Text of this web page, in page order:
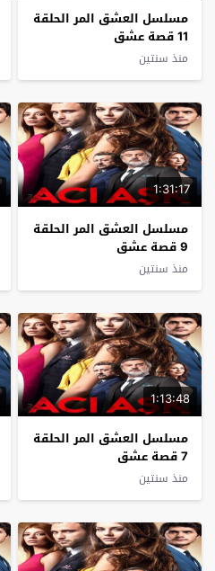
مسلسل العشق المر الحلقة
11 قصة عشق
منذ سنتين
1:31:17
مسلسل العشق المر الحلقة
9 قصة عشق
منذ سنتين
1:13:48
مسلسل العشق المر الحلقة
7 قصة عشق
منذ سنتين